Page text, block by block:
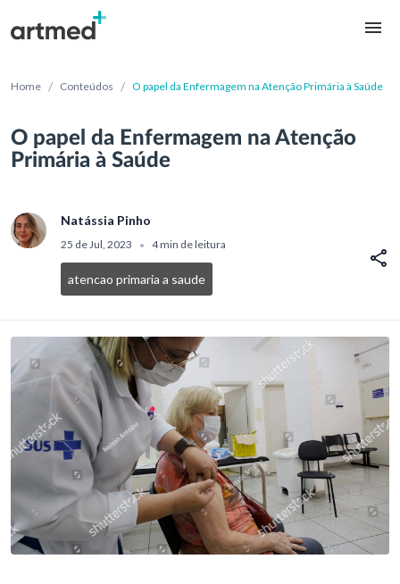
Home / Conteúdos / O papel da Enfermagem na Atenção Primária à Saúde
O papel da Enfermagem na Atenção
Primária à Saúde
Natássia Pinho
25 de Jul, 2023 • 4 min de leitura
atencao primaria a saude